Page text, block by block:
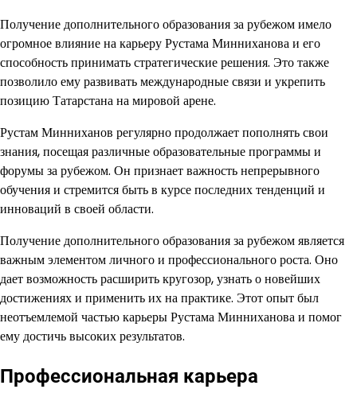
Получение дополнительного образования за рубежом имело
огромное влияние на карьеру Рустама Минниханова и его
способность принимать стратегические решения. Это также
позволило ему развивать международные связи и укрепить
позицию Татарстана на мировой арене.
Рустам Минниханов регулярно продолжает пополнять свои
знания, посещая различные образовательные программы и
форумы за рубежом. Он признает важность непрерывного
обучения и стремится быть в курсе последних тенденций и
инноваций в своей области.
Получение дополнительного образования за рубежом является
важным элементом личного и профессионального роста. Оно
дает возможность расширить кругозор, узнать о новейших
достижениях и применить их на практике. Этот опыт был
неотъемлемой частью карьеры Рустама Минниханова и помог
ему достичь высоких результатов.
Профессиональная карьера